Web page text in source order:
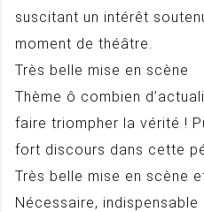
suscitant un intérêt
moment de théâtre.
Très belle mise en scène
Thème ô combien
faire triompher la vérité !
fort discours dans cette
Très belle mise en scène
Nécessaire,